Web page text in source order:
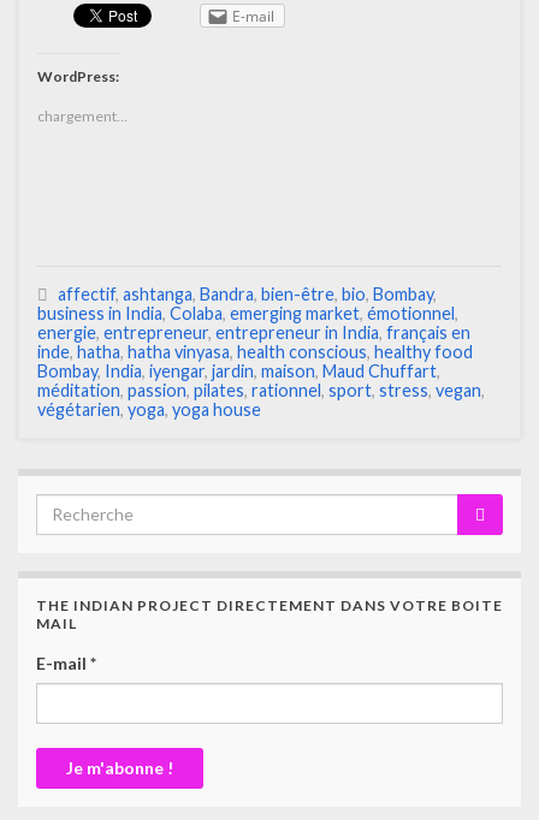
E-mail
WordPress:
chargement…
affectif, ashtanga, Bandra, bien-être, bio, Bombay,
business in India, Colaba, emerging market, émotionnel,
energie, entrepreneur, entrepreneur in India, français en
inde, hatha, hatha vinyasa, health conscious, healthy food
Bombay, India, iyengar, jardin, maison, Maud Chuffart,
méditation, passion, pilates, rationnel, sport, stress, vegan,
végétarien, yoga, yoga house
THE INDIAN PROJECT DIRECTEMENT DANS VOTRE BOITE
MAIL
E-mail *